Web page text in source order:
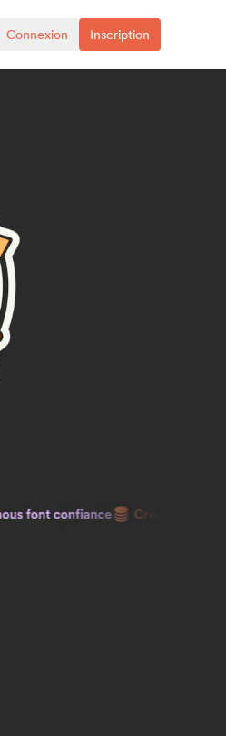
Connexion Inscription